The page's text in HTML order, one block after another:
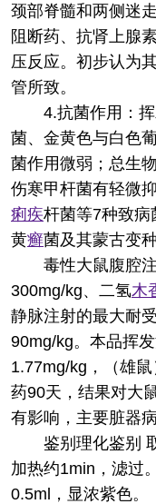
颈部脊髓和两侧迷
阻断药、抗肾上腺
压反应。初步认为
管所致。
4.抗菌作用：
菌、金黄色与白色
菌作用微弱；总生
伤寒甲杆菌有轻微
痢疾杆菌等7种致病
黄癣菌及其蒙古变
毒性大鼠腹腔
300mg/kg、二氢木
静脉注射的最大耐
90mg/kg。本品挥
1.77mg/kg，（雄
药90天，结果对大
有影响，主要脏器
鉴别 理化鉴别
加热约1min，滤过
0.5ml，显浓紫色。